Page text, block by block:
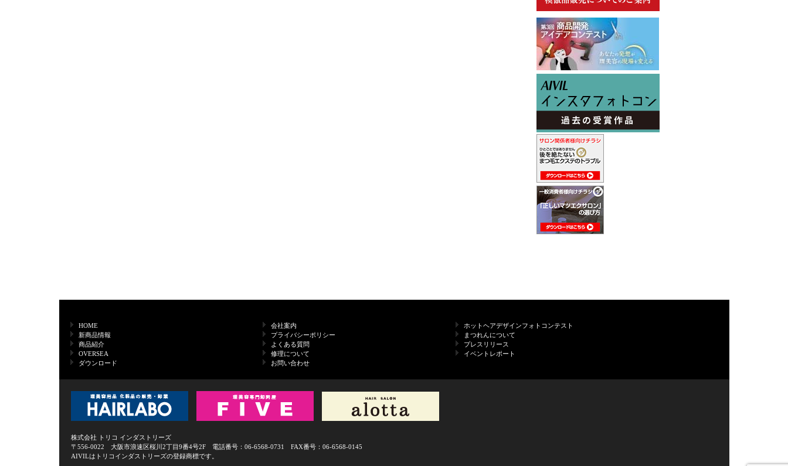
HOME
新商品情報
商品紹介
OVERSEA
ダウンロード
会社案内
プライバシーポリシー
よくある質問
修理について
お問い合わせ
ホットヘアデザインフォトコンテスト
まつれんについて
プレスリリース
イベントレポート
株式会社 トリコ インダストリーズ
〒556-0022 大阪市浪速区桜川2丁目9番4号2F 電話番号：06-6568-0731 FAX番号：06-6568-0145
AIVILはトリコインダストリーズの登録商標です。